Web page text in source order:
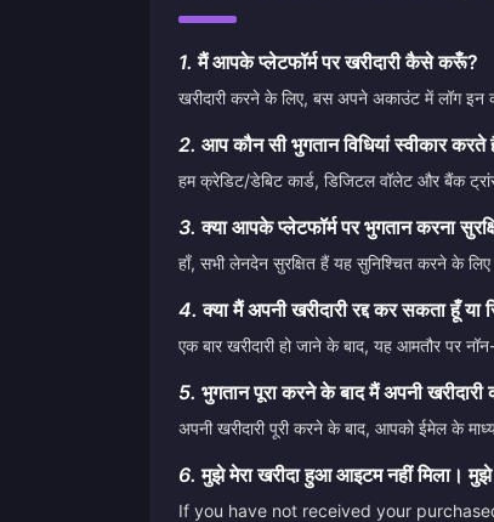
1. मैं आपके प्लेटफॉर्म पर खरीदारी कैसे करूँ?
खरीदारी करने के लिए, बस अपने अकाउंट में लॉग
2. आप कौन सी भुगतान विधियां स्वीकार करते
हम क्रेडिट/डेबिट कार्ड, डिजिटल वॉलेट और बैंक
3. क्या आपके प्लेटफॉर्म पर भुगतान करना
हाँ, सभी लेनदेन सुरक्षित हैं यह सुनिश्चित करने के
4. क्या मैं अपनी खरीदारी रद्द कर सकता हूँ
एक बार खरीदारी हो जाने के बाद, यह आमतौर पर
5. भुगतान पूरा करने के बाद मैं अपनी
अपनी खरीदारी पूरी करने के बाद, आपको ईमेल के
6. मुझे मेरा खरीदा हुआ आइटम नहीं मिला। मुझे
If you have not received your